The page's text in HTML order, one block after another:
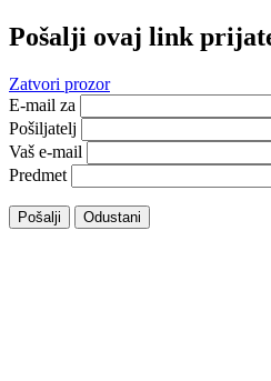
Pošalji ovaj link
Zatvori prozor
E-mail za
Pošiljatelj
Vaš e-mail
Predmet
Pošalji Odustani